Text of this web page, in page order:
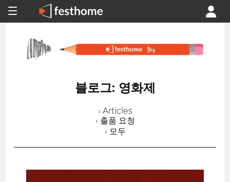
블로그: 영화제
› Articles
› 출품 요청
› 모두